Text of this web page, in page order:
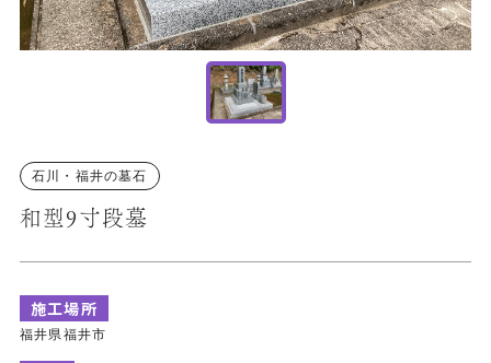
石川・福井の墓石
和型9寸段墓
施工場所
福井県福井市